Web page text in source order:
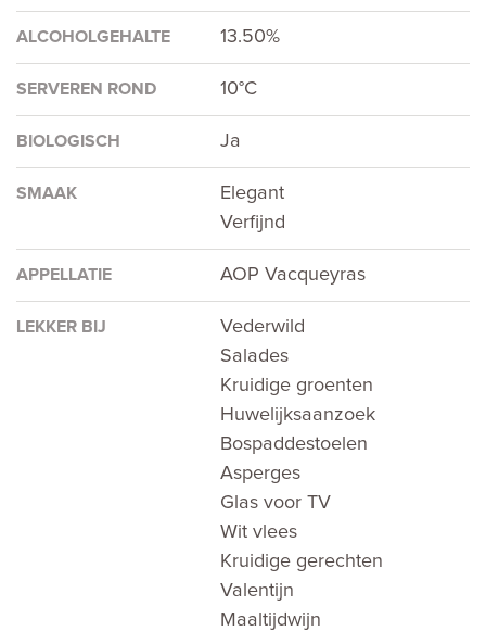
ALCOHOLGEHALTE 13.50%
SERVEREN ROND 10°C
BIOLOGISCH Ja
SMAAK
Elegant
Verfijnd
APPELLATIE AOP Vacqueyras
LEKKER BIJ
Vederwild
Salades
Kruidige groenten
Huwelijksaanzoek
Bospaddestoelen
Asperges
Glas voor TV
Wit vlees
Kruidige gerechten
Valentijn
Maaltijdwijn